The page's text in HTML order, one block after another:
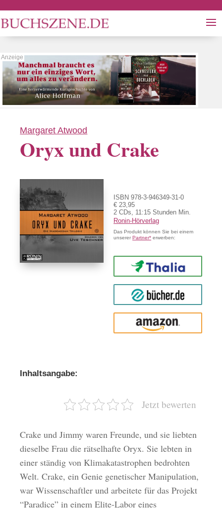
Margaret Atwood
Oryx und Crake
ISBN 978-3-946349-31-0
€ 23,95
2 CDs, 11:15 Stunden Min.
Ronin-Hörverlag
Das Produkt können Sie bei einem
unsererPartner* erwerben:
Thalia
buecher.de
Amazon
Inhaltsangabe:
Jetzt bewerten
Crake und Jimmy waren Freunde, und sie liebten
dieselbe Frau die rätselhafte Oryx. Sie lebten in
einer ständig von Klimakatastrophen bedrohten
Welt. Crake, ein Genie genetischer Manipulation,
war Wissenschaftler und arbeitete für das Projekt
“Paradice” in einem Elite-Labor eines